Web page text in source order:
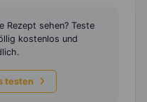
Rezept sehen? Teste
kostenlos und
testen